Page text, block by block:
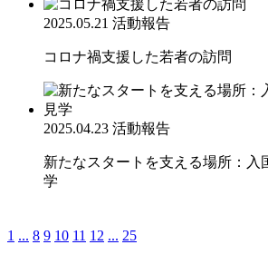
2025.05.21 活動報告
コロナ禍支援した若者の訪問
2025.04.23 活動報告
新たなスタートを支える場所：入
学
1 ... 8 9 10 11 12 ... 25